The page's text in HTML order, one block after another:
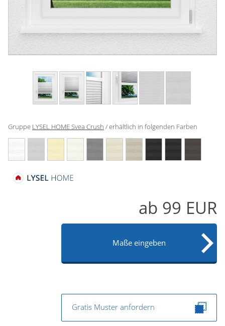
Gardinenstange
Gruppe LYSEL HOME Svea Crush / erhältlich in folgenden Farben
ab 99 EUR
Maße eingeben
Gratis Muster anfordern